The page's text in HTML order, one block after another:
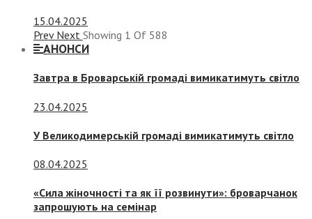
15.04.2025
Prev Next Showing 1 Of 588
АНОНСИ
Завтра в Броварській громаді вимикатимуть світло
23.04.2025
У Великодимерській громаді вимикатимуть світло
08.04.2025
«Сила жіночності та як її розвинути»: броварчанок
запрошують на семінар